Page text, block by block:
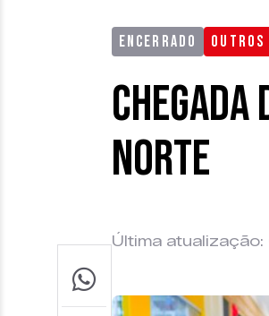
ENCERRADO OUTROS
Chegada
Norte
Última